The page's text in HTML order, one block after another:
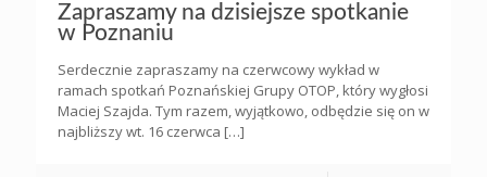
Zapraszamy na dzisiejsze spotkanie
w Poznaniu
Serdecznie zapraszamy na czerwcowy wykład w
ramach spotkań Poznańskiej Grupy OTOP, który wygłosi
Maciej Szajda. Tym razem, wyjątkowo, odbędzie się on w
najbliższy wt. 16 czerwca […]